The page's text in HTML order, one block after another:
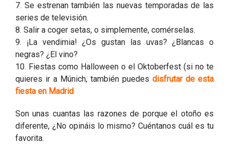
7. Se estrenan también las nuevas temporadas de las
series de televisión.
8. Salir a coger setas, o simplemente, comérselas.
9. ¡La vendimia! ¿Os gustan las uvas? ¿Blancas o
negras? ¿El vino?
10. Fiestas como Halloween o el Oktoberfest (si no te
quieres ir a Múnich, también puedes disfrutar de esta
fiesta en Madrid
Son unas cuantas las razones de porque el otoño es
diferente, ¿No opináis lo mismo? Cuéntanos cuál es tu
favorita.